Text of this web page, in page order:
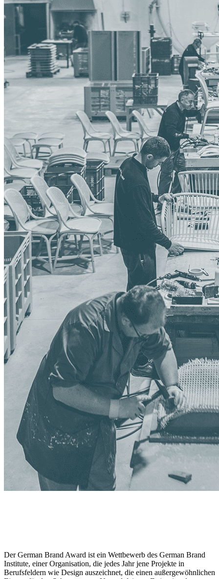
Der German Brand Award ist ein Wettbewerb des German Brand
Institute, einer Organisation, die jedes Jahr jene Projekte in
Berufsfeldern wie Design auszeichnet, die einen außergewöhnlichen